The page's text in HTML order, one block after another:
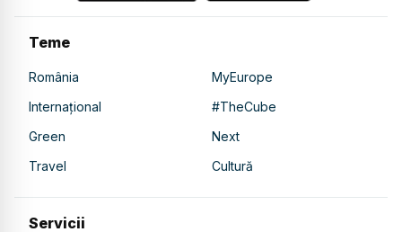
Teme
România
MyEurope
Internațional
#TheCube
Green
Next
Travel
Cultură
Servicii